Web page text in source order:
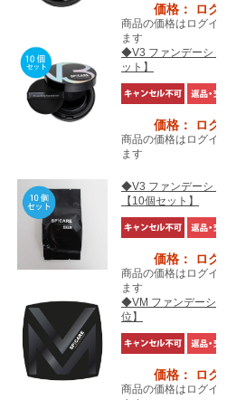
価格： ログ
商品の価格はログイ
ます
◆V3 ファンデーショ
ット】
価格： ログ
商品の価格はログイ
ます
◆V3 ファンデーショ
【10個セット】
価格： ログ
商品の価格はログイ
ます
◆VM ファンデーシ
位】
価格： ログ
商品の価格はログイ